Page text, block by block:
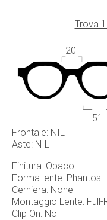
Frontale: NIL
Aste: NIL
Finitura: Opaco
Forma lente: Phantos
Cerniera: None
Montaggio Lente: Full-
Clip On: No
Trova
51
20